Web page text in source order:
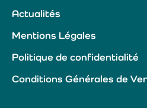
Actualités
Mentions Légales
Politique de confidentialité
Conditions Générales de